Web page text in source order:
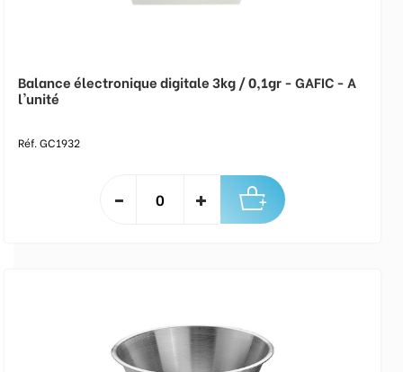
Balance électronique digitale 3kg / 0,1gr - GAFIC - A
l'unité
Réf. GC1932